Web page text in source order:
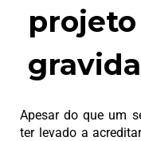
Apesar do que um
ter levado a